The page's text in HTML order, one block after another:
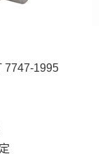
7747-1995